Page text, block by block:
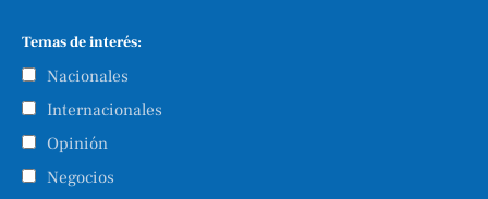
Temas de interés:
Nacionales
Internacionales
Opinión
Negocios